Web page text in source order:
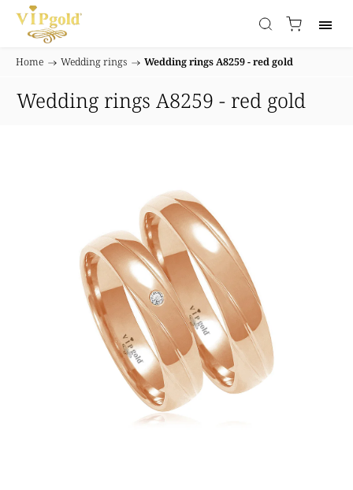
Home / Wedding rings / Wedding rings A8259 - red gold
Wedding rings A8259 - red gold